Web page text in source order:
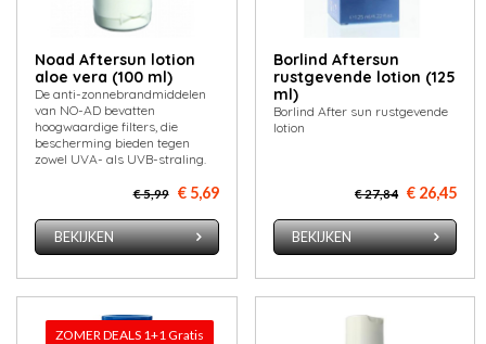
Noad Aftersun lotion
aloe vera (100 ml)
De anti-zonnebrandmiddelen
van NO-AD bevatten
hoogwaardige filters, die
bescherming bieden tegen
zowel UVA- als UVB-straling.
€ 5,99 € 5,69
BEKIJKEN
Borlind Aftersun
rustgevende lotion (125
ml)
Borlind After sun rustgevende
lotion
€ 27,84 € 26,45
BEKIJKEN
ZOMER DEALS 1+1 Gratis